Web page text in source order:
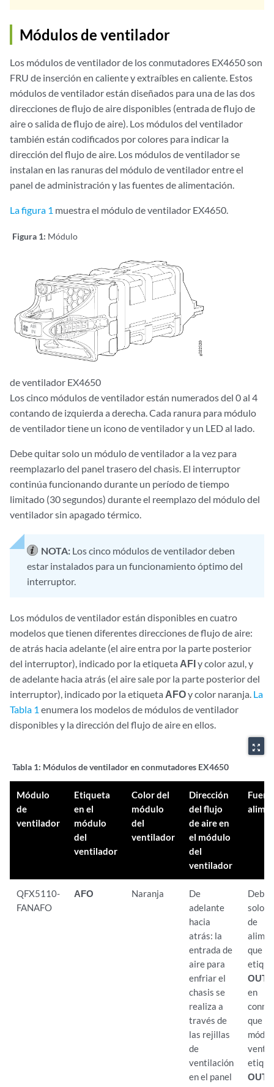
Módulos de ventilador
Los módulos de ventilador de los conmutadores EX4650 son
FRU de inserción en caliente y extraíbles en caliente. Estos
módulos de ventilador están diseñados para una de las dos
direcciones de flujo de aire disponibles (entrada de flujo de
aire o salida de flujo de aire). Los módulos del ventilador
también están codificados por colores para indicar la
dirección del flujo de aire. Los módulos de ventilador se
instalan en las ranuras del módulo de ventilador entre el
panel de administración y las fuentes de alimentación.
La figura 1 muestra el módulo de ventilador EX4650.
Figura 1: Módulo
de ventilador EX4650
Los cinco módulos de ventilador están numerados del 0 al 4
contando de izquierda a derecha. Cada ranura para módulo
de ventilador tiene un icono de ventilador y un LED al lado.
Debe quitar solo un módulo de ventilador a la vez para
reemplazarlo del panel trasero del chasis. El interruptor
continúa funcionando durante un período de tiempo
limitado (30 segundos) durante el reemplazo del módulo del
ventilador sin apagado térmico.
NOTA: Los cinco módulos de ventilador deben
estar instalados para un funcionamiento óptimo del
interruptor.
Los módulos de ventilador están disponibles en cuatro
modelos que tienen diferentes direcciones de flujo de aire:
de atrás hacia adelante (el aire entra por la parte posterior
del interruptor), indicado por la etiqueta AFIy color azul, y
de adelante hacia atrás (el aire sale por la parte posterior del
interruptor), indicado por la etiqueta AFOy color naranja. La
Tabla 1 enumera los modelos de módulos de ventilador
disponibles y la dirección del flujo de aire en ellos.
zoom_out_map
Tabla 1: Módulos de ventilador en conmutadores EX4650
Módulo
de
ventilador
Etiqueta
en el
módulo
del
ventilador
Color del
módulo
del
ventilador
Dirección
del flujo
de aire en
el módulo
del
ventilador
QFX5110-
FANAFO
AFO Naranja
De
adelante
hacia
atrás: la
entrada de
aire para
enfriar el
chasis se
realiza a
través de
las rejillas
de
ventilación
en el panel
Debe
solo
de
que
OUT
en
que
OUT